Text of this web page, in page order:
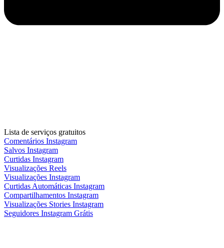
Lista de serviços gratuitos
Comentários Instagram
Salvos Instagram
Curtidas Instagram
Visualizações Reels
Visualizações Instagram
Curtidas Automáticas Instagram
Compartilhamentos Instagram
Visualizações Stories Instagram
Seguidores Instagram Grátis